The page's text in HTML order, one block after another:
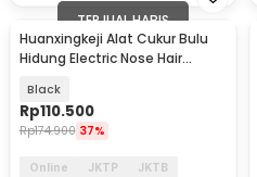
TERJUAL HABIS
Huanxingkeji Alat Cukur Bulu
Hidung Electric Nose Hair
Black
Rp110.500
Rp174.900 37%
Online JKTP
JKTB